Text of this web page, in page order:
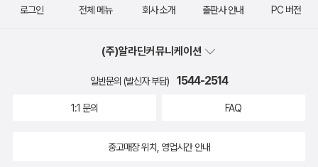
로그인 전체 메뉴 회사 소개 출판사 안내 PC 버전
(주)알라딘커뮤니케이션
일반문의 (발신자 부담) 1544-2514
1:1 문의 FAQ
중고매장 위치, 영업시간 안내